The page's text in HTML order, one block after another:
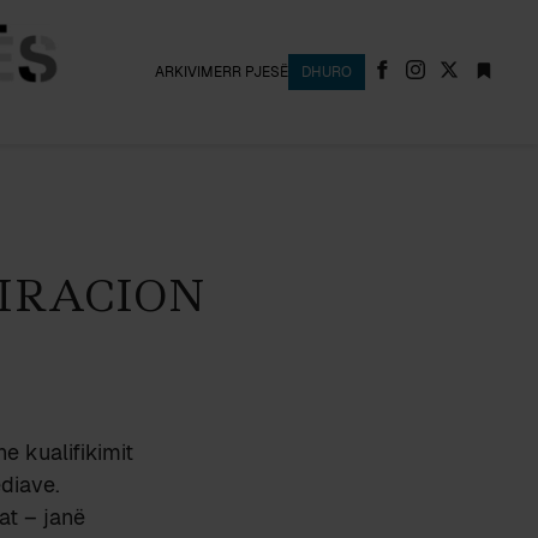
ARKIVIMERR PJESË DHURO
kualifikimit
– janë